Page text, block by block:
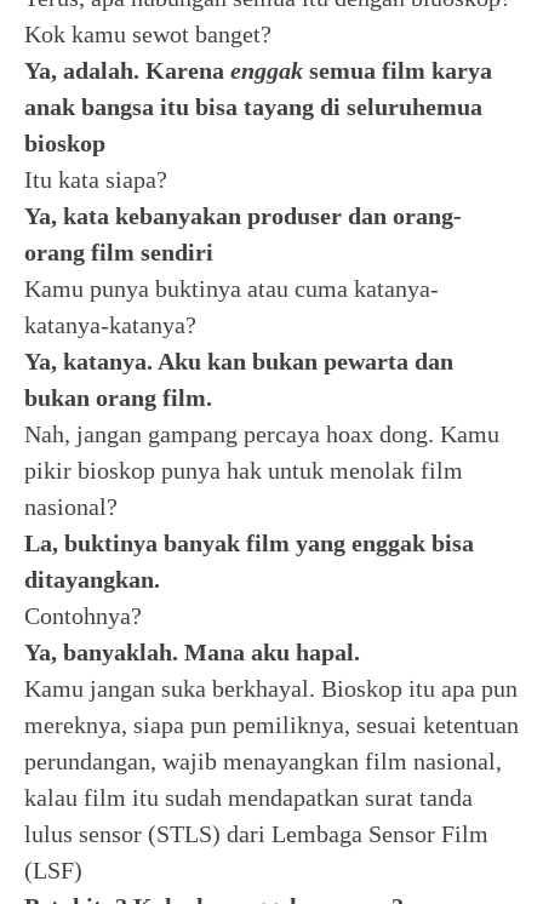
Kok kamu sewot banget?
Ya, adalah. Karena enggak semua film karya
anak bangsa itu bisa tayang di seluruhemua
bioskop
Itu kata siapa?
Ya, kata kebanyakan produser dan orang-
orang film sendiri
Kamu punya buktinya atau cuma katanya-
katanya-katanya?
Ya, katanya. Aku kan bukan pewarta dan
bukan orang film.
Nah, jangan gampang percaya hoax dong. Kamu
pikir bioskop punya hak untuk menolak film
nasional?
La, buktinya banyak film yang enggak bisa
ditayangkan.
Contohnya?
Ya, banyaklah. Mana aku hapal.
Kamu jangan suka berkhayal. Bioskop itu apa pun
mereknya, siapa pun pemiliknya, sesuai ketentuan
perundangan, wajib menayangkan film nasional,
kalau film itu sudah mendapatkan surat tanda
lulus sensor (STLS) dari Lembaga Sensor Film
(LSF)